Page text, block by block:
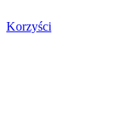
Korzyści